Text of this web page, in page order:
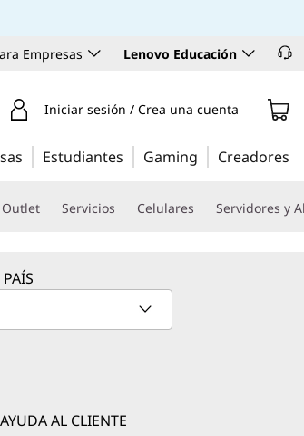
Empresas Lenovo Educación
Iniciar sesión / Crea una cuenta
Estudiantes Gaming Creadores
Outlet Servicios Celulares Servidores y
AYUDA AL CLIENTE